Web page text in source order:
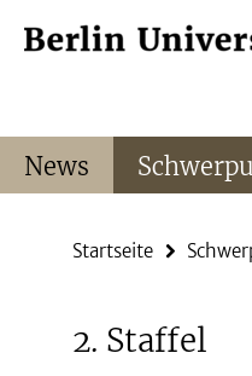
direkt
Service-
News
Startseite
2. Staffel